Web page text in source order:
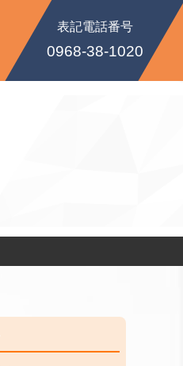
表記電話番号
0968-38-1020